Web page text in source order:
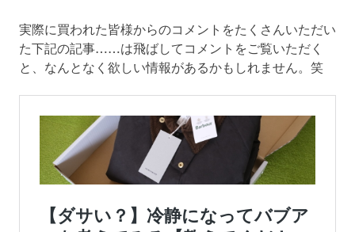
実際に買われた皆様からのコメントをたくさんいただい
た下記の記事……は飛ばしてコメントをご覧いただく
と、なんとなく欲しい情報があるかもしれません。笑